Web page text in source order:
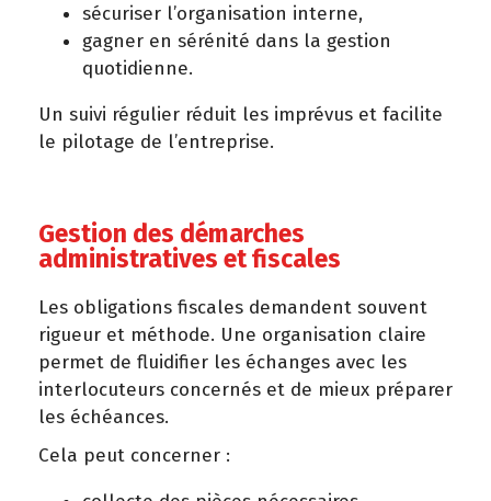
sécuriser l’organisation interne,
gagner en sérénité dans la gestion
quotidienne.
Un suivi régulier réduit les imprévus et facilite
le pilotage de l’entreprise.
Gestion des démarches
administratives et fiscales
Les obligations fiscales demandent souvent
rigueur et méthode. Une organisation claire
permet de fluidifier les échanges avec les
interlocuteurs concernés et de mieux préparer
les échéances.
Cela peut concerner :